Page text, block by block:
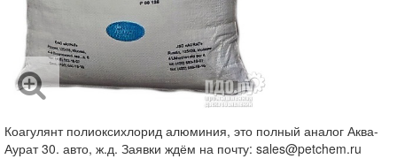
Коагулянт полиоксихлорид алюминия, это полный аналог Аква-
Аурат 30. авто, ж.д. Заявки ждём на почту: sales@petchem.ru